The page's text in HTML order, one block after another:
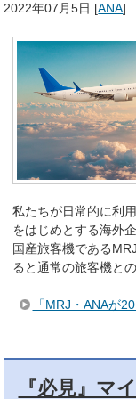
2022年07月5日 [ANA]
私たちが日常的に利
をはじめとする海外
国産旅客機である
ると通常の旅客機と
「MRJ・ANAが
『必見』マ